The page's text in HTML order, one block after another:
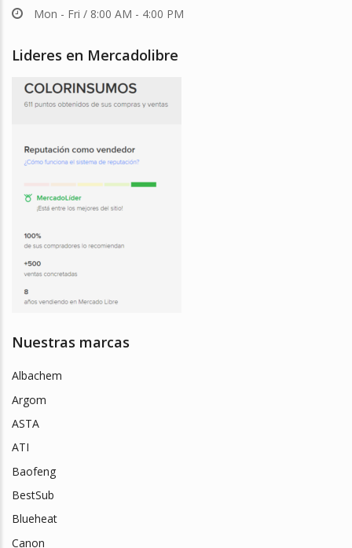
Mon - Fri / 8:00 AM - 4:00 PM
Lideres en Mercadolibre
Nuestras marcas
Albachem
Argom
ASTA
ATI
Baofeng
BestSub
Blueheat
Canon